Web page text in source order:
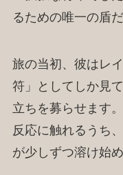
るための唯一の盾
旅の当初、彼はレ
符」としてしか見
立ちを募らせます
反応に触れるうち
が少しずつ溶け始め